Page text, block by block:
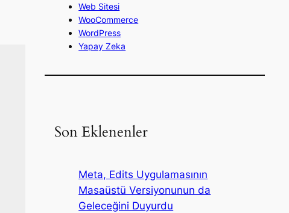
Web Sitesi
WooCommerce
WordPress
Yapay Zeka
Son Eklenenler
Meta, Edits Uygulamasının
Masaüstü Versiyonunun da
Geleceğini Duyurdu